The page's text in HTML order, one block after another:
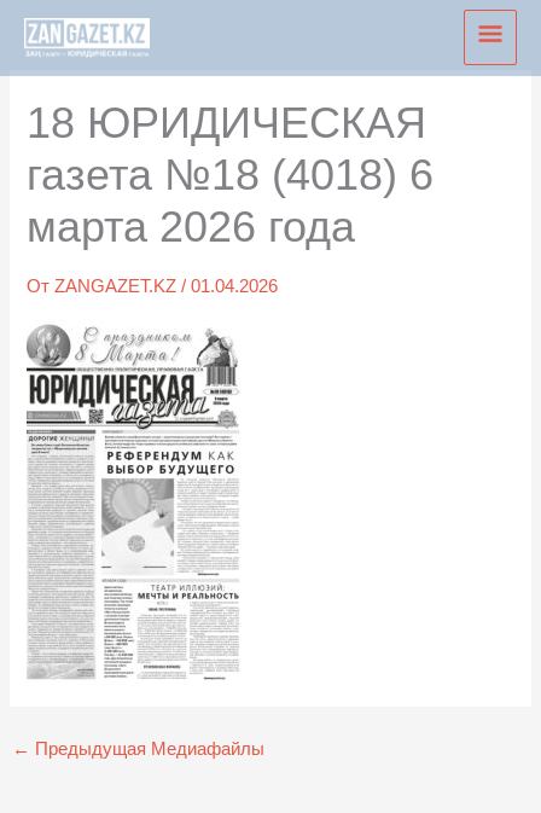
Перейти
содержимому
18 ЮРИДИЧЕСКАЯ
газета №18 (4018) 6
марта 2026 года
ОтZANGAZET.KZ/01.04.2026
← Предыдущая Медиафайлы